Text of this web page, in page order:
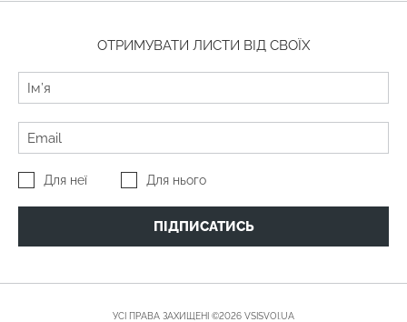
ОТРИМУВАТИ ЛИСТИ ВІД СВОЇХ
Для неї Для нього
ПІДПИСАТИСЬ
УСІ ПРАВА ЗАХИЩЕНІ ©2026 VSISVOI.UA